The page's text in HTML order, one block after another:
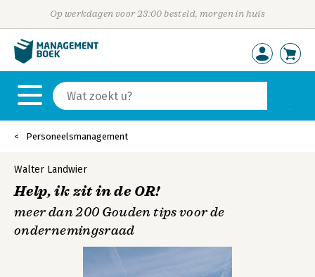
Op werkdagen voor 23:00 besteld, morgen in huis
Personeelsmanagement
Walter Landwier
Help, ik zit in de OR!
meer dan 200 Gouden tips voor de
ondernemingsraad